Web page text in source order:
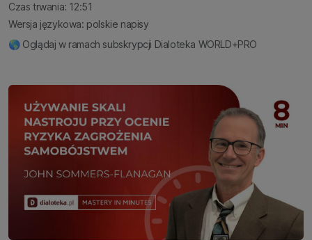
Czas trwania: 12:51
Wersja językowa: polskie napisy
🌎 Oglądaj w ramach subskrypcji Dialoteka WORLD+PRO